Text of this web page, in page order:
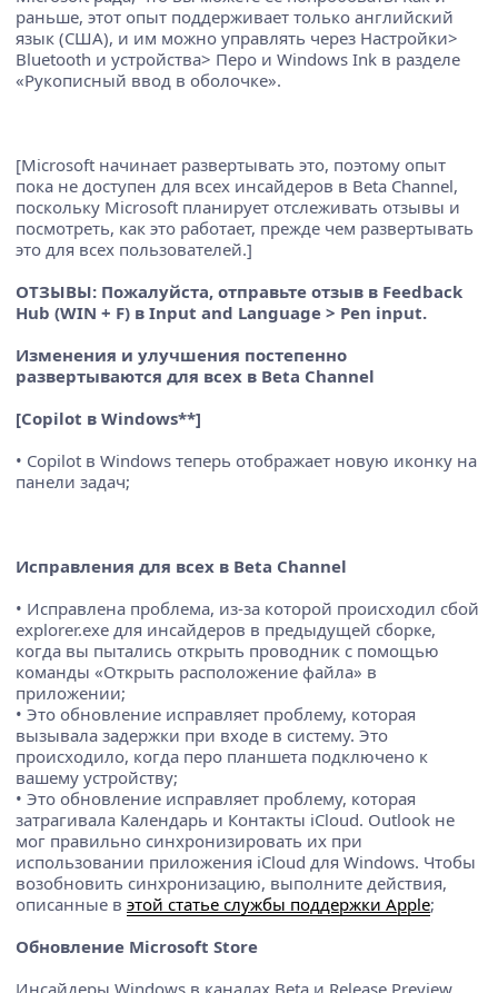
раньше, этот опыт поддерживает только английский
язык (США), и им можно управлять через Настройки>
Bluetooth и устройства> Перо и Windows Ink в разделе
«Рукописный ввод в оболочке».
[Microsoft начинает развертывать это, поэтому опыт
пока не доступен для всех инсайдеров в Beta Channel,
поскольку Microsoft планирует отслеживать отзывы и
посмотреть, как это работает, прежде чем развертывать
это для всех пользователей.]
ОТЗЫВЫ: Пожалуйста, отправьте отзыв в Feedback
Hub (WIN + F) в Input and Language > Pen input.
Изменения и улучшения постепенно
развертываются для всех в Beta Channel
[Copilot в Windows**]
• Copilot в Windows теперь отображает новую иконку на
панели задач;
Исправления для всех в Beta Channel
• Исправлена проблема, из-за которой происходил сбой
explorer.exe для инсайдеров в предыдущей сборке,
когда вы пытались открыть проводник с помощью
команды «Открыть расположение файла» в
приложении;
• Это обновление исправляет проблему, которая
вызывала задержки при входе в систему. Это
происходило, когда перо планшета подключено к
вашему устройству;
• Это обновление исправляет проблему, которая
затрагивала Календарь и Контакты iCloud. Outlook не
мог правильно синхронизировать их при
использовании приложения iCloud для Windows. Чтобы
возобновить синхронизацию, выполните действия,
описанные в этой статье службы поддержки Apple;
Обновление Microsoft Store
Инсайдеры Windows в каналах Beta и Release Preview,